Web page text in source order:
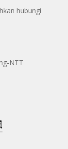
hubungi
NTT